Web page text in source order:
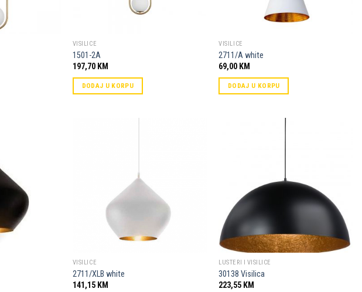
VISILICE
1501-2A
197,70 KM
DODAJ U KORPU
VISILICE
2711/A white
69,00 KM
DODAJ U KORPU
VISILICE
2711/XLB white
141,15 KM
LUSTERI I VISILICE
30138 Visilica
223,55 KM